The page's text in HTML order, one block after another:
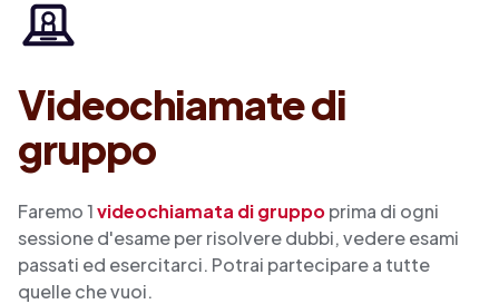
Videochiamate di
gruppo
Faremo 1videochiamata di gruppoprima di ogni
sessione d'esame per risolvere dubbi, vedere esami
passati ed esercitarci. Potrai partecipare a tutte
quelle che vuoi.